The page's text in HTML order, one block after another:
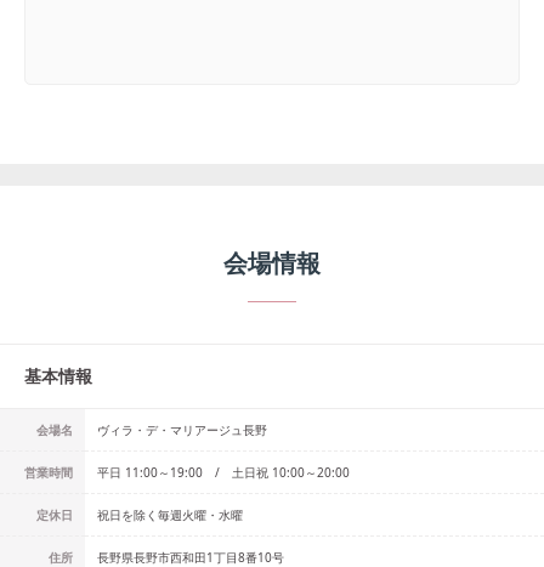
会場情報
基本情報
会場名 ヴィラ・デ・マリアージュ長野
営業時間 平日 11:00～19:00 / 土日祝 10:00～20:00
定休日 祝日を除く毎週火曜・水曜
住所
長野県長野市西和田1丁目8番10号